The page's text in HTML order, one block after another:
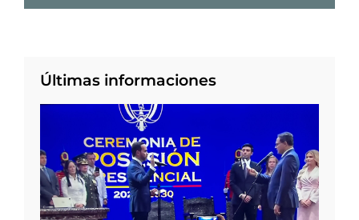
Últimas informaciones